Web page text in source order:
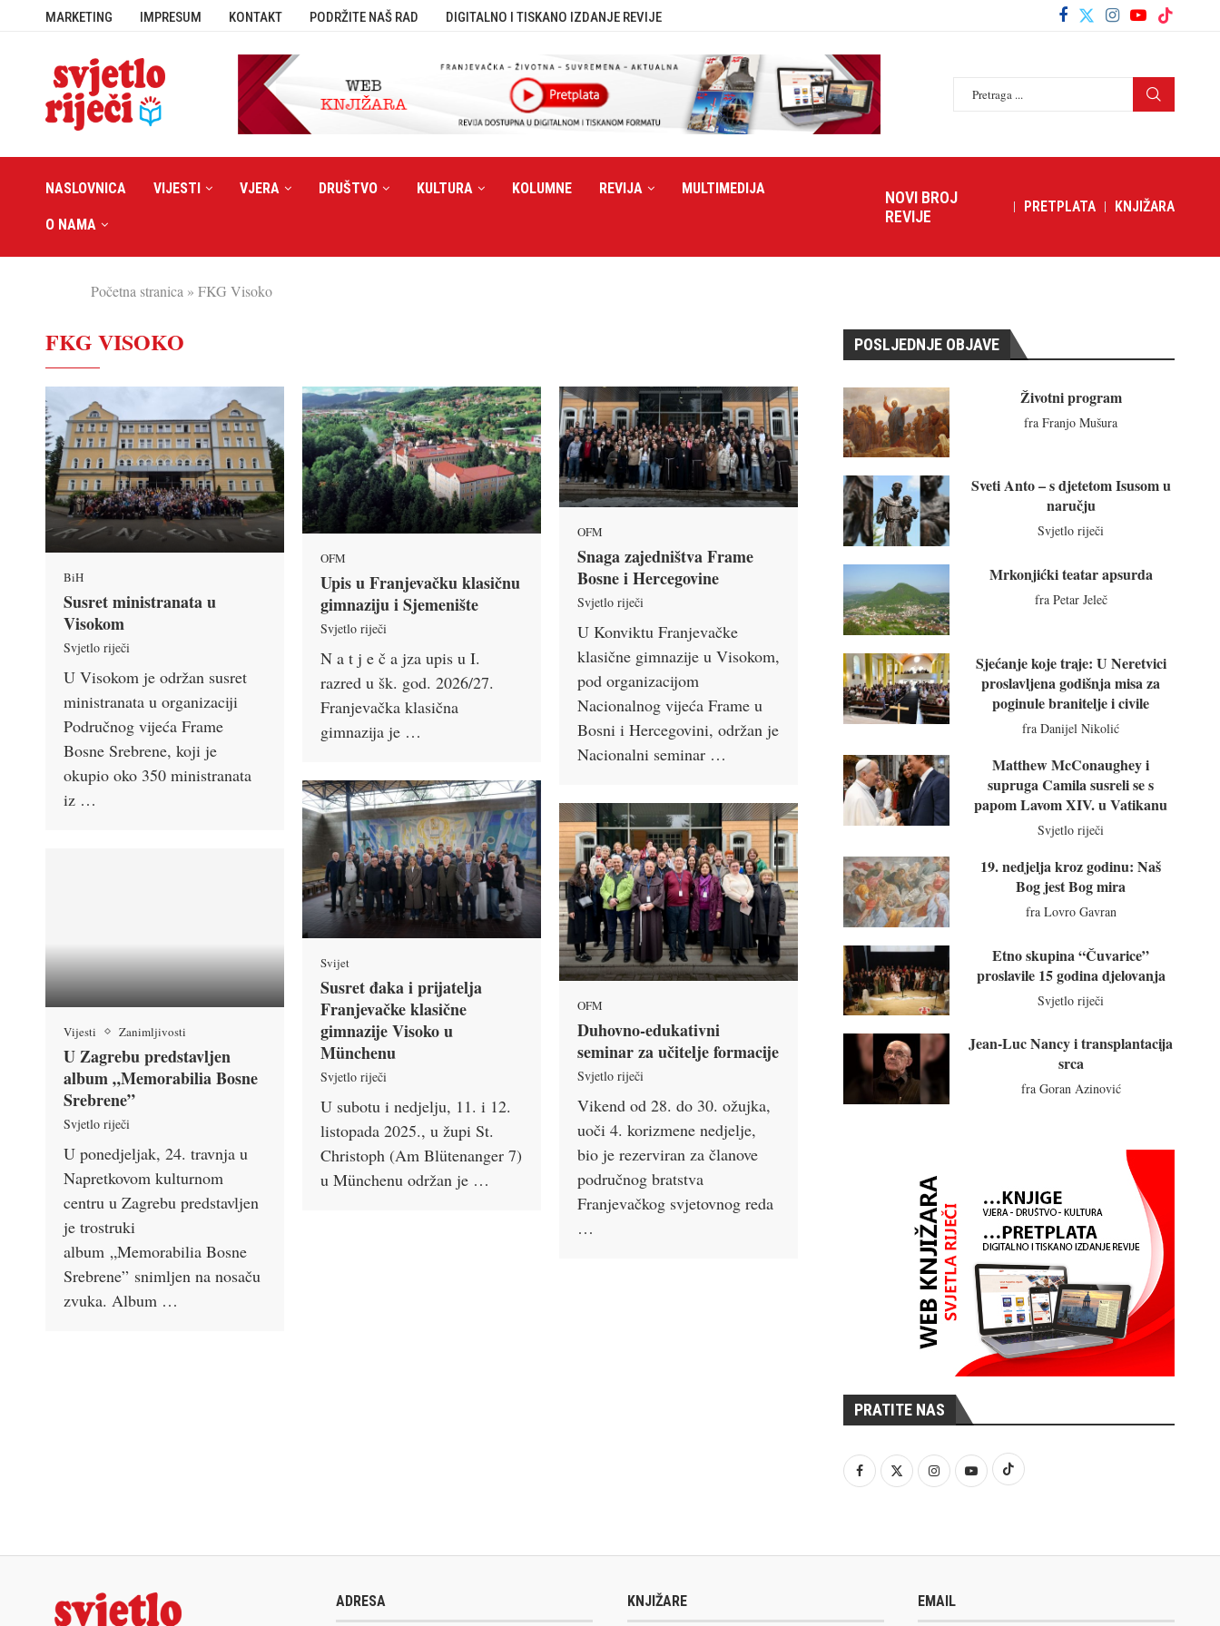
MARKETING IMPRESUM KONTAKT PODRŽITE NAŠ RAD DIGITALNO I TISKANO IZDANJE REVIJE
NASLOVNICA VIJESTI VJERA DRUŠTVO KULTURA KOLUMNE REVIJA MULTIMEDIJA
O NAMA
NOVI BROJ
REVIJE
PRETPLATA KNJIŽARA
Početna stranica » FKG Visoko
FKG VISOKO
BiH
Susret ministranata u
Visokom
Svjetlo riječi
U Visokom je održan susret
ministranata u organizaciji
Područnog vijeća Frame
Bosne Srebrene, koji je
okupio oko 350 ministranata
iz …
OFM
Upis u Franjevačku klasičnu
gimnaziju i Sjemenište
Svjetlo riječi
N a t j e č a jza upis u I.
razred u šk. god. 2026/27.
Franjevačka klasična
gimnazija je …
OFM
Snaga zajedništva Frame
Bosne i Hercegovine
Svjetlo riječi
U Konviktu Franjevačke
klasične gimnazije u Visokom,
pod organizacijom
Nacionalnog vijeća Frame u
Bosni i Hercegovini, održan je
Nacionalni seminar …
Svijet
Susret đaka i prijatelja
Franjevačke klasične
gimnazije Visoko u
Münchenu
Svjetlo riječi
U subotu i nedjelju, 11. i 12.
listopada 2025., u župi St.
Christoph (Am Blütenanger 7)
u Münchenu održan je …
OFM
Duhovno-edukativni
seminar za učitelje formacije
Svjetlo riječi
Vikend od 28. do 30. ožujka,
uoči 4. korizmene nedjelje,
bio je rezerviran za članove
područnog bratstva
Franjevačkog svjetovnog reda
…
Vijesti Zanimljivosti
U Zagrebu predstavljen
album „Memorabilia Bosne
Srebrene”
Svjetlo riječi
U ponedjeljak, 24. travnja u
Napretkovom kulturnom
centru u Zagrebu predstavljen
je trostruki
album „Memorabilia Bosne
Srebrene” snimljen na nosaču
zvuka. Album …
POSLJEDNJE OBJAVE
Životni program
fra Franjo Mušura
Sveti Anto – s djetetom Isusom u
naručju
Svjetlo riječi
Mrkonjićki teatar apsurda
fra Petar Jeleč
Sjećanje koje traje: U Neretvici
proslavljena godišnja misa za
poginule branitelje i civile
fra Danijel Nikolić
Matthew McConaughey i
supruga Camila susreli se s
papom Lavom XIV. u Vatikanu
Svjetlo riječi
19. nedjelja kroz godinu: Naš
Bog jest Bog mira
fra Lovro Gavran
Etno skupina “Čuvarice”
proslavile 15 godina djelovanja
Svjetlo riječi
Jean-Luc Nancy i transplantacija
srca
fra Goran Azinović
PRATITE NAS
ADRESA KNJIŽARE EMAIL